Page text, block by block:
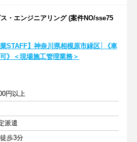
・エンジニアリング (案件NO/sse75
業STAFF】神奈川県相模原市緑区│《車
》＜現場施工管理業務＞
円以上
派遣
歩3分